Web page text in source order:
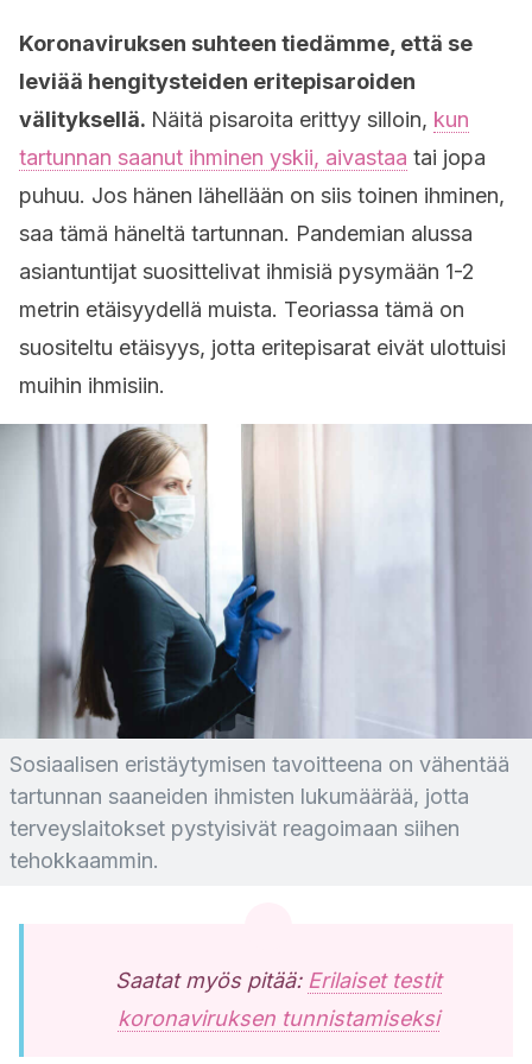
Koronaviruksen suhteen tiedämme, että se
leviää hengitysteiden eritepisaroiden
välityksellä. Näitä pisaroita erittyy silloin, kun
tartunnan saanut ihminen yskii, aivastaa tai jopa
puhuu. Jos hänen lähellään on siis toinen ihminen,
saa tämä häneltä tartunnan. Pandemian alussa
asiantuntijat suosittelivat ihmisiä pysymään 1-2
metrin etäisyydellä muista. Teoriassa tämä on
suositeltu etäisyys, jotta eritepisarat eivät ulottuisi
muihin ihmisiin.
Sosiaalisen eristäytymisen tavoitteena on vähentää
tartunnan saaneiden ihmisten lukumäärää, jotta
terveyslaitokset pystyisivät reagoimaan siihen
tehokkaammin.
Saatat myös pitää: Erilaiset testit
koronaviruksen tunnistamiseksi